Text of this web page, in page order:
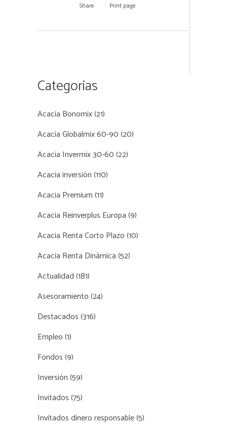
Share Print page
Categorias
Acacia Bonomix(21)
Acacia Globalmix 60-90(20)
Acacia Invermix 30-60(22)
Acacia inversión(110)
Acacia Premium(11)
Acacia Reinverplus Europa(9)
Acacia Renta Corto Plazo(10)
Acacia Renta Dinámica(52)
Actualidad(181)
Asesoramiento(24)
Destacados(316)
Empleo(1)
Fondos(9)
Inversión(59)
Invitados(75)
Invitados dinero responsable(5)